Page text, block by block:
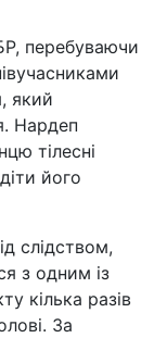
перебуваючи
який
Нардеп
тілесні
його
слідством,
з одним із
кілька разів
За